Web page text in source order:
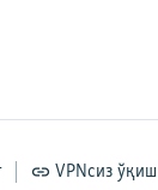
VPNсиз ўқиш